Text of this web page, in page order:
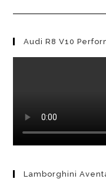
Was
Audi R8 V10
Lamborghini